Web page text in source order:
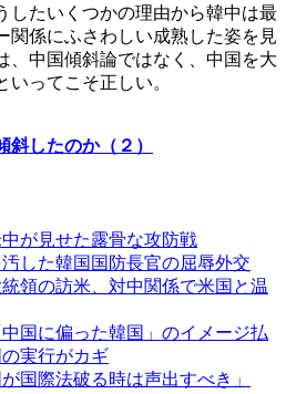
したいくつかの理由から韓中は最
関係にふさわしい成熟した姿を見
、中国傾斜論ではなく、中国を大
ってこそ正しい。
斜したのか（２）
中が見せた露骨な攻防戦
汚した韓国国防長官の屈辱外交
領の訪米、対中関係で米国と温
国に偏った韓国」のイメージ払
実行がカギ
国際法破る時は声出すべき」